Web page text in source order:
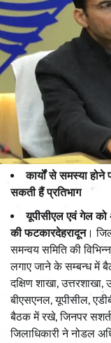
कार्यों से समस्या
सकती हैं प्रतिभाग
यूपीसीएल एवं गेल को
की फटकारदेहरादून।
समन्वय समिति की
लगाए जाने के सम्बन्ध में
दक्षिण शाखा,
बीएसएनल, यूपीसील,
बैठक में रखे, जिनपर
जिलाधिकारी ने नोडल